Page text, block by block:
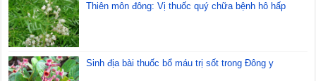
Thiên môn đông: Vị thuốc quý chữa bệnh hô hấp
Sinh địa bài thuốc bổ máu trị sốt trong Đông y